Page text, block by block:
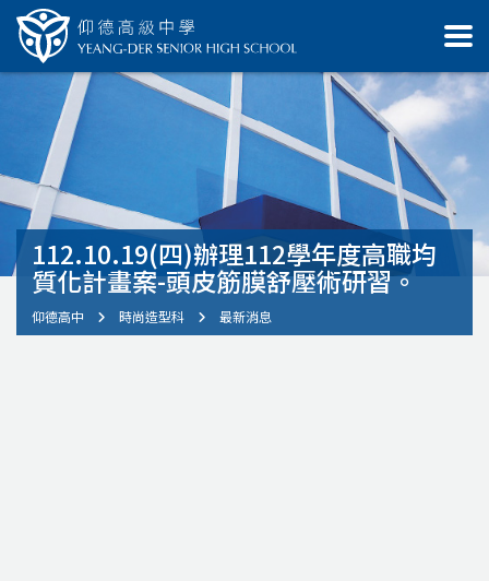
112.10.19(四)辦理112學年度高職均
質化計畫案-頭皮筋膜舒壓術研習。
仰德高中 時尚造型科 最新消息